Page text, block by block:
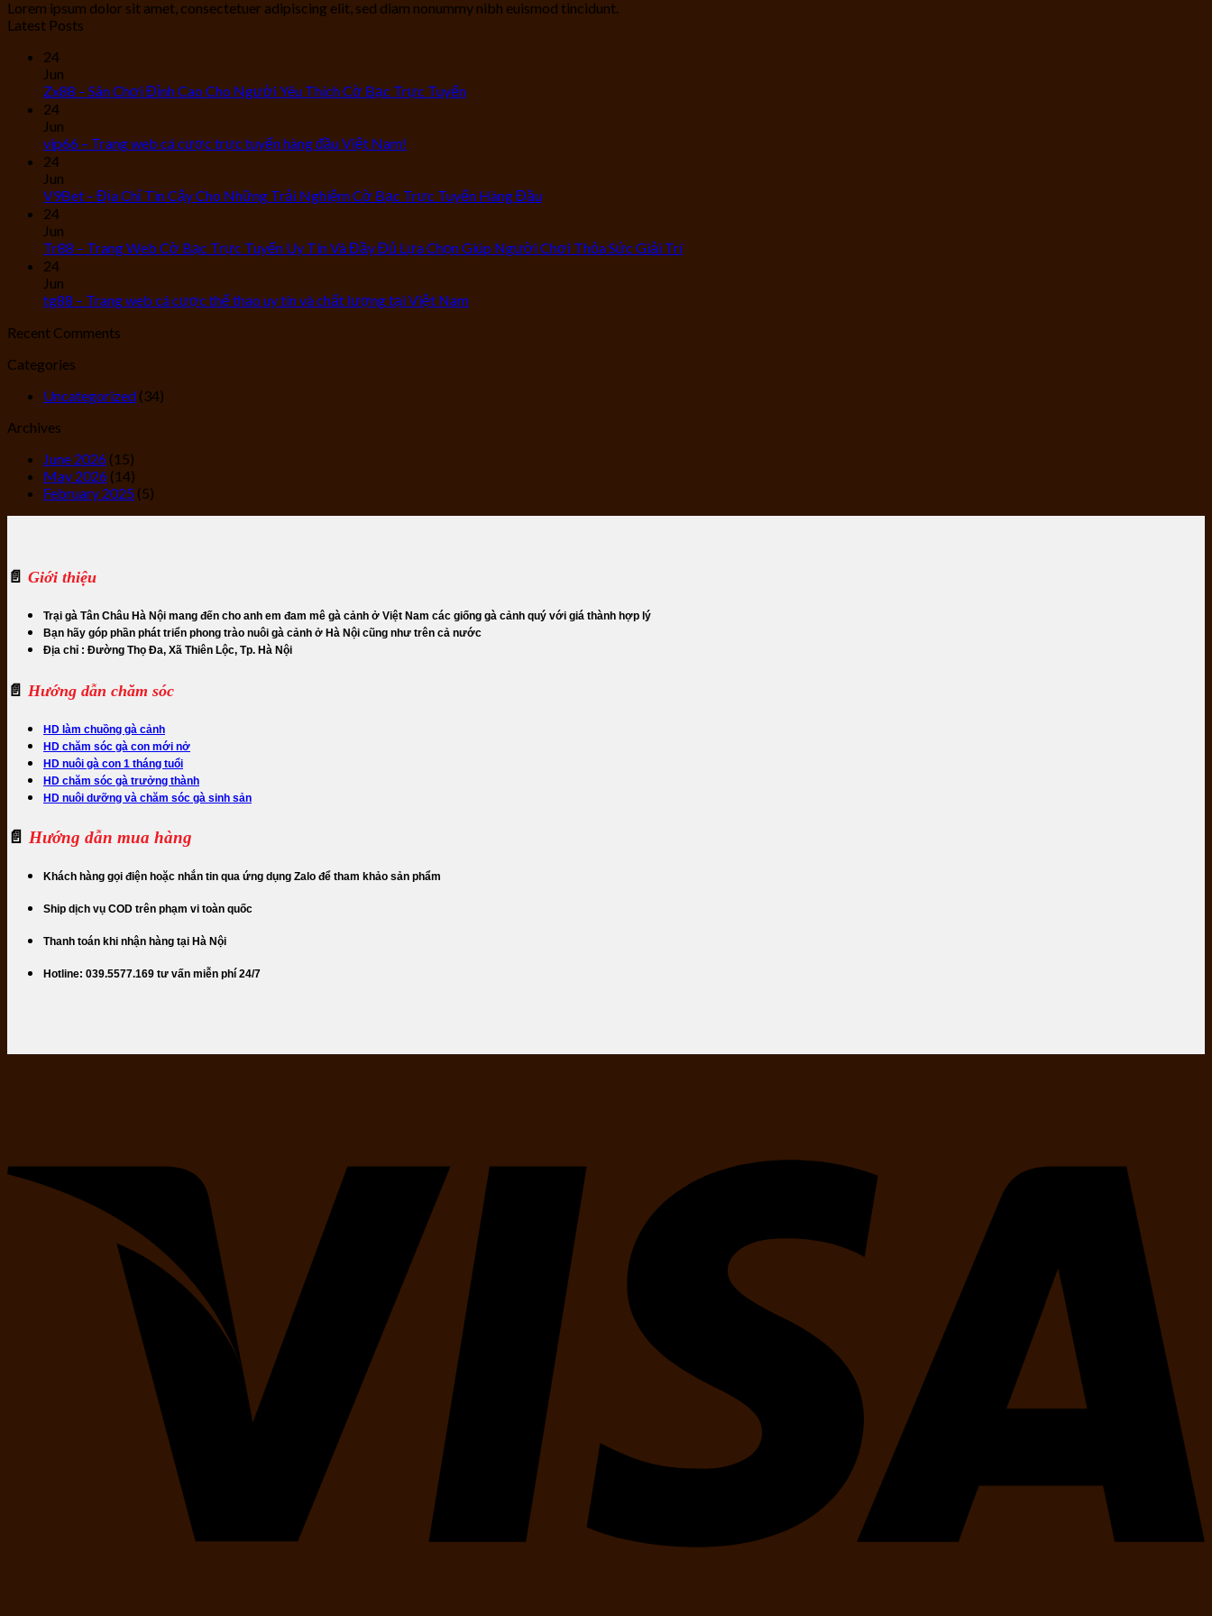
Lorem ipsum dolor sit amet, consectetuer adipiscing elit, sed diam nonummy nibh euismod tincidunt.
Latest Posts
24
Jun
Zx88 – Sân Chơi Đỉnh Cao Cho Người Yêu Thích Cờ Bạc Trực Tuyến
24
Jun
vip66 – Trang web cá cược trực tuyến hàng đầu Việt Nam!
24
Jun
V9Bet – Địa Chỉ Tin Cậy Cho Những Trải Nghiệm Cờ Bạc Trực Tuyến Hàng Đầu
24
Jun
Tr88 – Trang Web Cờ Bạc Trực Tuyến Uy Tín Và Đầy Đủ Lựa Chọn Giúp Người Chơi Thỏa Sức Giải Trí
24
Jun
tg88 – Trang web cá cược thể thao uy tín và chất lượng tại Việt Nam
Recent Comments
Categories
Uncategorized (34)
Archives
June 2026 (15)
May 2026 (14)
February 2025 (5)
📄 Giới thiệu
Trại gà Tân Châu Hà Nội mang đến cho anh em đam mê gà cảnh ở Việt Nam các giống gà cảnh quý với giá thành hợp lý
Bạn hãy góp phần phát triển phong trào nuôi gà cảnh ở Hà Nội cũng như trên cả nước
Địa chỉ : Đường Thọ Đa, Xã Thiên Lộc, Tp. Hà Nội
📄 Hướng dẫn chăm sóc
HD làm chuồng gà cảnh
HD chăm sóc gà con mới nở
HD nuôi gà con 1 tháng tuổi
HD chăm sóc gà trưởng thành
HD nuôi dưỡng và chăm sóc gà sinh sản
📄 Hướng dẫn mua hàng
Khách hàng gọi điện hoặc nhắn tin qua ứng dụng Zalo để tham khảo sản phẩm
Ship dịch vụ COD trên phạm vi toàn quốc
Thanh toán khi nhận hàng tại Hà Nội
Hotline: 039.5577.169 tư vấn miễn phí 24/7